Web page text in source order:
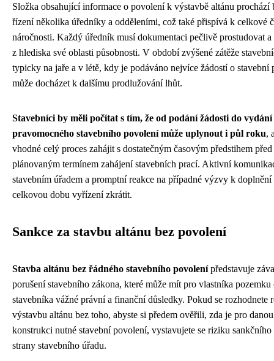
Složka obsahující informace o povolení k výstavbě altánu prochází
řízení několika úředníky a odděleními, což také přispívá k celkové
náročnosti. Každý úředník musí dokumentaci pečlivě prostudovat a
z hlediska své oblasti působnosti. V období zvýšené zátěže
typicky na jaře a v létě, kdy je podáváno nejvíce žádostí o stavební
může docházet k dalšímu prodlužování lhůt.
Stavebníci by měli počítat s tím, že od podání žádosti do vydání
pravomocného stavebního povolení může uplynout i půl roku,
vhodné celý proces zahájit s dostatečným časovým předstihem před
plánovaným termínem zahájení stavebních prací. Aktivní
stavebním úřadem a promptní reakce na případné výzvy k doplnění
celkovou dobu vyřízení zkrátit.
Sankce za stavbu altánu bez povolení
Stavba altánu bez řádného stavebního povolenípředstavuje
porušení stavebního zákona, které může mít pro vlastníka pozemku
stavebníka vážné právní a finanční důsledky. Pokud se rozhodnete
výstavbu altánu bez toho, abyste si předem ověřili, zda je pro danou
konstrukci nutné stavební povolení, vystavujete se riziku sankčního
strany stavebního úřadu.